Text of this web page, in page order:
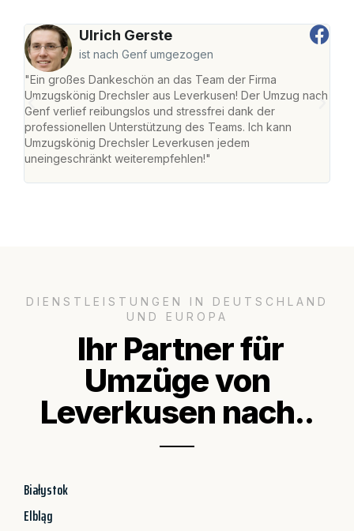
Ulrich Gerste
ist nach Genf umgezogen
"Ein großes Dankeschön an das Team der Firma
Umzugskönig Drechsler aus Leverkusen! Der Umzug nach
Genf verlief reibungslos und stressfrei dank der
professionellen Unterstützung des Teams. Ich kann
Umzugskönig Drechsler Leverkusen jedem
uneingeschränkt weiterempfehlen!"
DIENSTLEISTUNGEN IN DEUTSCHLAND
UND EUROPA
Ihr Partner für
Umzüge von
Leverkusen nach..
Białystok
Elbląg